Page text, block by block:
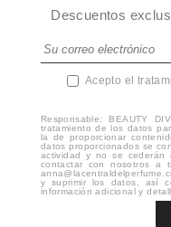
Descuentos
Acepto el
Responsable: BEAUTY
tratamiento de los datos
la de proporcionar
datos proporcionados se
actividad y no se cederán
contactar con nosotros a
y suprimir los datos, así
información adicional y